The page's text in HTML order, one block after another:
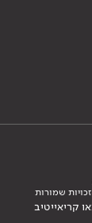
קריאייטיב